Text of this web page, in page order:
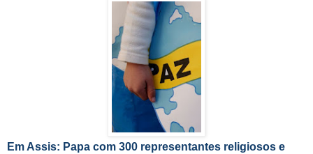
Em Assis: Papa com 300 representantes religiosos e